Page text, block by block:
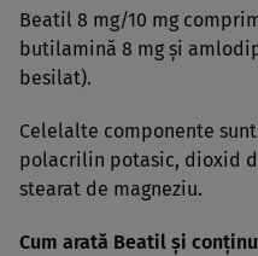
Beatil 8 mg/10 mg
butilamină 8 mg şi
besilat).
Celelalte componente
polacrilin potasic, dioxid
stearat de magneziu.
Cum arată Beatil şi